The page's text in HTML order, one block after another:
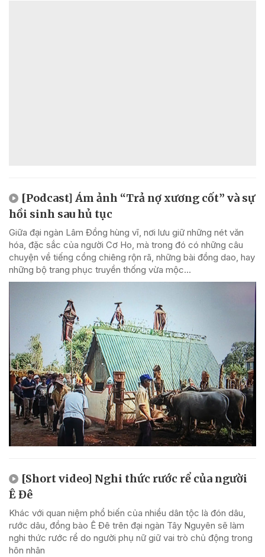
[Podcast] Ám ảnh “Trả nợ xương cốt” và sự
hồi sinh sau hủ tục
Giữa đại ngàn Lâm Đồng hùng vĩ, nơi lưu giữ những nét văn
hóa, đặc sắc của người Cơ Ho, mà trong đó có những câu
chuyện về tiếng cồng chiêng rộn rã, những bài đồng dao, hay
những bộ trang phục truyền thống vừa mộc...
[Short video] Nghi thức rước rể của người
Ê Đê
Khác với quan niệm phổ biến của nhiều dân tộc là đón dâu,
rước dâu, đồng bào Ê Đê trên đại ngàn Tây Nguyên sẽ làm
nghi thức rước rể do người phụ nữ giữ vai trò chủ động trong
hôn nhân